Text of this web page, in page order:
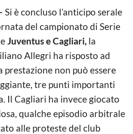
Si è concluso l’anticipo serale
del campionato di Serie
Juventus e Cagliari, la
Allegri ha risposto ad
prestazione non può essere
tre punti importanti
Il Cagliari ha invece giocato
qualche episodio arbitrale
alle proteste del club